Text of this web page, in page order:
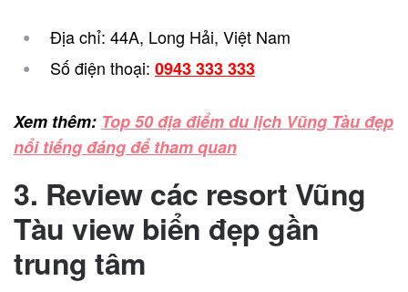
Địa chỉ: 44A, Long Hải, Việt Nam
Số điện thoại: 0943 333 333
Xem thêm: Top 50 địa điểm du lịch Vũng Tàu đẹp
nổi tiếng đáng để tham quan
3. Review các resort Vũng
Tàu view biển đẹp gần
trung tâm